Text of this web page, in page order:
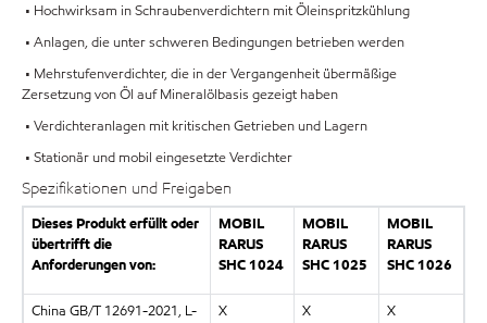
• Hochwirksam in Schraubenverdichtern mit Öleinspritzkühlung
• Anlagen, die unter schweren Bedingungen betrieben werden
• Mehrstufenverdichter, die in der Vergangenheit übermäßige
Zersetzung von Öl auf Mineralölbasis gezeigt haben
• Verdichteranlagen mit kritischen Getrieben und Lagern
• Stationär und mobil eingesetzte Verdichter
Spezifikationen und Freigaben
Dieses Produkt erfüllt oder
übertrifft die
Anforderungen von:
MOBIL
RARUS
SHC 1024
MOBIL
RARUS
SHC 1025
MOBIL
RARUS
SHC 1026
China GB/T 12691-2021, L-
X X X